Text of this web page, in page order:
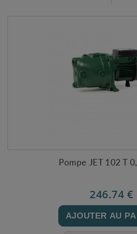
Pompe JET 102 T
246.74 €
AJOUTER AU